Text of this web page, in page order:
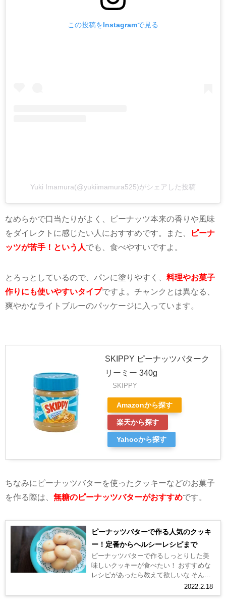
この投稿をInstagramで見る
Yuki Imamura(@yukiimamura525)がシェアした投稿
なめらかで口当たりがよく、ピーナッツ本来の香りや風味
をダイレクトに感じたい人におすすめです。また、
ピーナ
ッツが苦手！という人でも、食べやすいですよ。
とろっとしているので、パンに塗りやすく、 料理やお菓子
作りにも使いやすいタイプですよ。チャンクとは異なる、
爽やかなライトブルーのパッケージに入っています。
SKIPPY ピーナッツバターク
リーミー 340g
SKIPPY
Amazonから探す
楽天から探す
Yahooから探す
ちなみにピーナッツバターを使ったクッキーなどのお菓子
を作る際は、 無糖のピーナッツバターがおすすめです。
ピーナッツバターで作る人気のクッキ
ー！定番からヘルシーレシピまで
2022.2.18
ピーナッツバターで作るしっとりした美
味しいクッキーが食べたい！ おすすめな
レシピがあったら教えて欲しいな そんな
疑問にお答えします。 アメリカでは定番
のお菓子である「ピーナッツバタ...